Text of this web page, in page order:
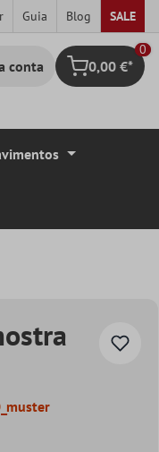
Guia Blog SALE
conta Carrinho de
0
0,00 €*